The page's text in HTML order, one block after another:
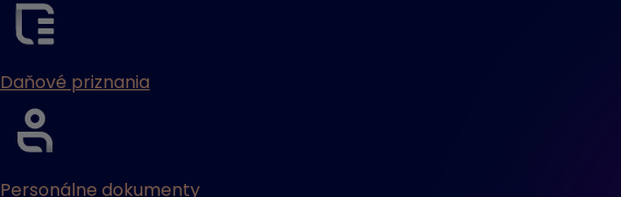
Daňové priznania
Personálne dokumenty